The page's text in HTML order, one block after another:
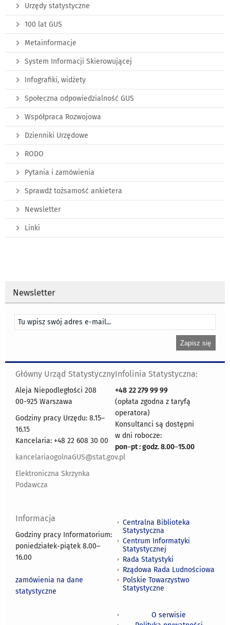
Urzędy statystyczne
100 lat GUS
Metainformacje
System Informacji Skierowującej
Infografiki, widżety
Społeczna odpowiedzialność GUS
Współpraca Rozwojowa
Dzienniki Urzędowe
RODO
Pytania i zamówienia
Sprawdź tożsamość ankietera
Newsletter
Linki
Newsletter
Główny Urząd Statystyczny
Aleja Niepodległości 208
00-925 Warszawa
Godziny pracy Urzędu: 8.15–
16.15
Kancelaria: +48 22 608 30 00
kancelariaogolnaGUS@stat.gov.pl
Elektroniczna Skrzynka
Podawcza
Infolinia Statystyczna:
+48 22 279 99 99
(opłata zgodna z taryfą
operatora)
Konsultanci są dostępni
w dni robocze:
pon–pt : godz. 8.00–15.00
Informacja
Godziny pracy Informatorium:
poniedziałek-piątek 8.00–
16.00
zamówienia na dane
statystyczne
Centralna Biblioteka
Statystyczna
Centrum Informatyki
Statystycznej
Rada Statystyki
Rządowa Rada Ludnościowa
Polskie Towarzystwo
Statystyczne
O serwisie